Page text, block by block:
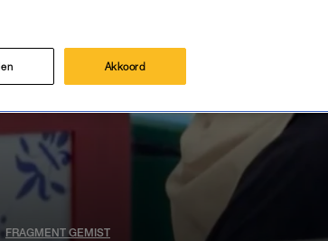
FRAGMENT GEMIST
Akkoord